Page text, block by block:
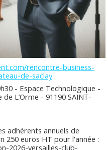
rencontre-business-
de-saclay
- Espace Technologique -
L’Orme - 91190 SAINT-
adhérents annuels de
250 euros HT pour l'année :
2026-versailles-club-